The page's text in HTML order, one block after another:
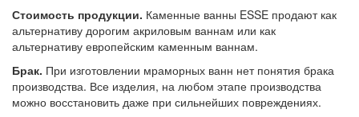
Стоимость продукции. Каменные ванны ESSE продают как
альтернативу дорогим акриловым ваннам или как
альтернативу европейским каменным ваннам.
Брак. При изготовлении мраморных ванн нет понятия брака
производства. Все изделия, на любом этапе производства
можно восстановить даже при сильнейших повреждениях.